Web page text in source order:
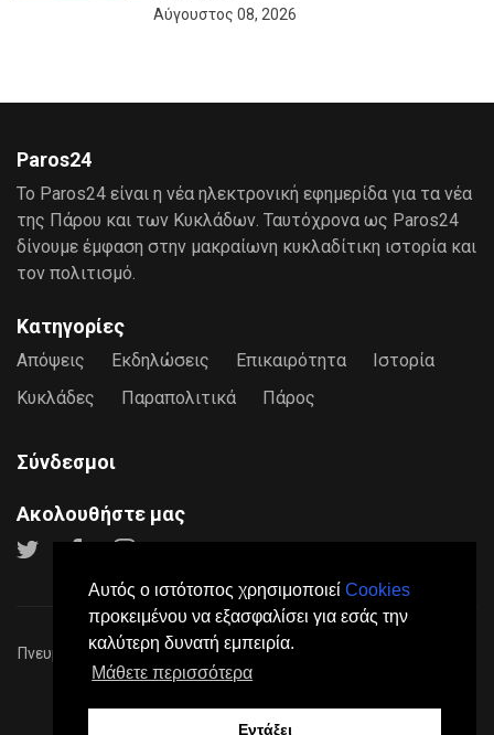
Αυτός ο ιστότοπος χρησιμοποιεί Cookies
προκειμένου να εξασφαλίσει για εσάς την
καλύτερη δυνατή εμπειρία.
Μάθετε περισσότερα
Εντάξει
Αύγουστος 08, 2026
Paros24
Το Paros24 είναι η νέα ηλεκτρονική εφημερίδα για τα νέα
της Πάρου και των Κυκλάδων. Ταυτόχρονα ως Paros24
δίνουμε έμφαση στην μακραίωνη κυκλαδίτικη ιστορία και
τον πολιτισμό.
Κατηγορίες
Απόψεις Εκδηλώσεις Επικαιρότητα
Ιστορία
Κυκλάδες
Παραπολιτικά Πάρος
Σύνδεσμοι
Ακολουθήστε μας
Πνευματικά Δικαιώματα © 2026Paros24
νόμιμου δικαιώματος.
Επικοινωνία